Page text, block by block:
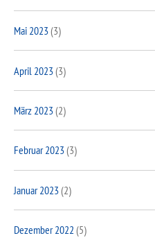
Mai 2023(3)
April 2023(3)
März 2023(2)
Februar 2023(3)
Januar 2023(2)
Dezember 2022 (5)